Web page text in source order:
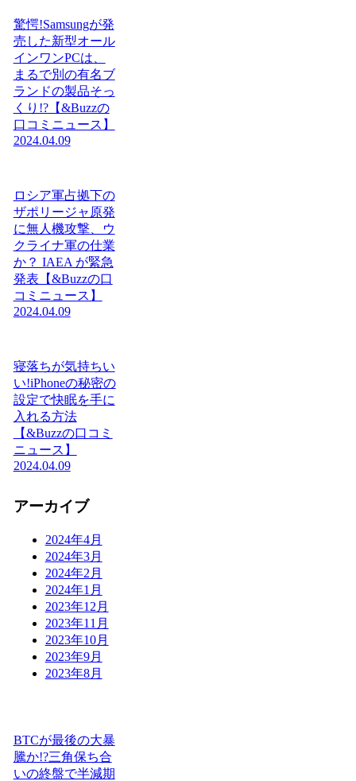
驚愕!Samsungが発
売した新型オール
インワンPCは、
まるで別の有名ブ
ランドの製品そっ
くり!?【&Buzzの
口コミニュース】
2024.04.09
ロシア軍占拠下の
ザポリージャ原発
に無人機攻撃、ウ
クライナ軍の仕業
か？ IAEA が緊急
発表【&Buzzの口
コミニュース】
2024.04.09
寝落ちが気持ちい
い!iPhoneの秘密の
設定で快眠を手に
入れる方法
【&Buzzの口コミ
ニュース】
2024.04.09
アーカイブ
2024年4月
2024年3月
2024年2月
2024年1月
2023年12月
2023年11月
2023年10月
2023年9月
2023年8月
BTCが最後の大暴
騰か!?三角保ち合
いの終盤で半減期